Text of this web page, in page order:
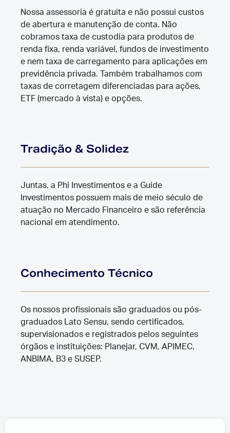
Nossa assessoria é gratuita e não possui custos
de abertura e manutenção de conta. Não
cobramos taxa de custodia para produtos de
renda fixa, renda variável, fundos de investimento
e nem taxa de carregamento para aplicações em
previdência privada. Também trabalhamos com
taxas de corretagem diferenciadas para ações,
ETF (mercado à vista) e opções.
Tradição & Solidez
Juntas, a Phi Investimentos e a Guide
Investimentos possuem mais de meio século de
atuação no Mercado Financeiro e são referência
nacional em atendimento.
Conhecimento Técnico
Os nossos profissionais são graduados ou pós-
graduados Lato Sensu, sendo certificados,
supervisionados e registrados pelos seguintes
órgãos e instituições: Planejar, CVM, APIMEC,
ANBIMA, B3 e SUSEP.